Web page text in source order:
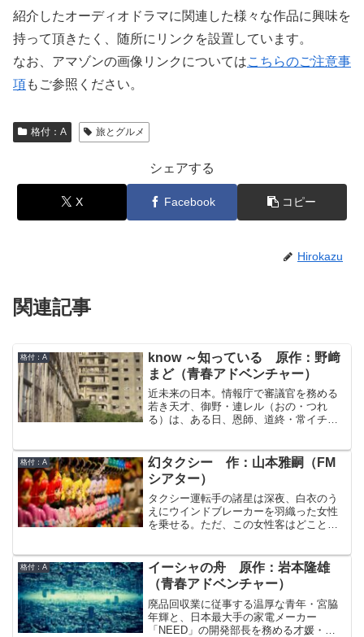
紹介したオーディオドラマに関連した様々な作品に興味を
持って頂きたく、随所にリンクを設置しています。
なお、アマゾンの画像リンクについてはこちらのご注意事
項もご参照ください。
格付：A 旅とグルメ
シェアする
X Facebook コピー
Hirokazu
関連記事
格付：A
know ～知っている 原作：野﨑
まど（青春アドベンチャー）
近未来の日本。情報庁で審議官を務める
若き天才、御野・連レル（おの・つれ
る）は、ある日、恩師、道終・常イチ
気が付く。道終・常イチは、すべての素
材を情報の発信源にする“情報材”と、人間
の脳に設置し情報処理能力を飛躍的に高
める“電子葉”を発明した天才学者である。
まさに彼こそが世界を変えた男だったの
だが、謎の失踪を遂げていたのだ。御
行動を開始する。そしてそこで、ある驚
くべき人物と出会うのだった。
格付：A
幻タクシー 作：山本雅嗣（FM
シアター）
タクシー運転手の諸星は深夜、白衣のう
えにウインドブレーカーを羽織った女性
を乗せる。ただ、この女性客はどことな
もいいという。一体何者なのだろう…？
しかし、客に言われるまま、長居陸上競
技場、みさき動物公園、そしてある住宅
地を巡るうちに…それはその女性と息子
の物語であり、諸星と父との想い出にも
つながっていくのだった。
格付：A
イーシャの舟 原作：岩本隆雄
（青春アドベンチャー）
廃品回収業に従事する温厚な青年・宮脇
年輝と、日本最大手の家電メーカー
「NEED」の開発部長を務める才媛・佐